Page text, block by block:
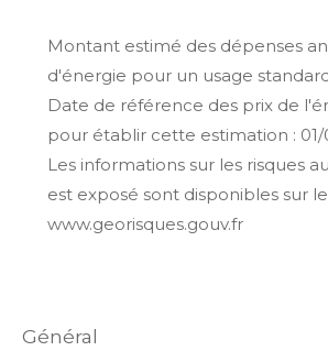
Montant estimé des dépenses
d'énergie pour un usage
Date de référence des prix de
pour établir cette estimation : 01/
Les informations sur les risques
est exposé sont disponibles sur
www.georisques.gouv.fr
général